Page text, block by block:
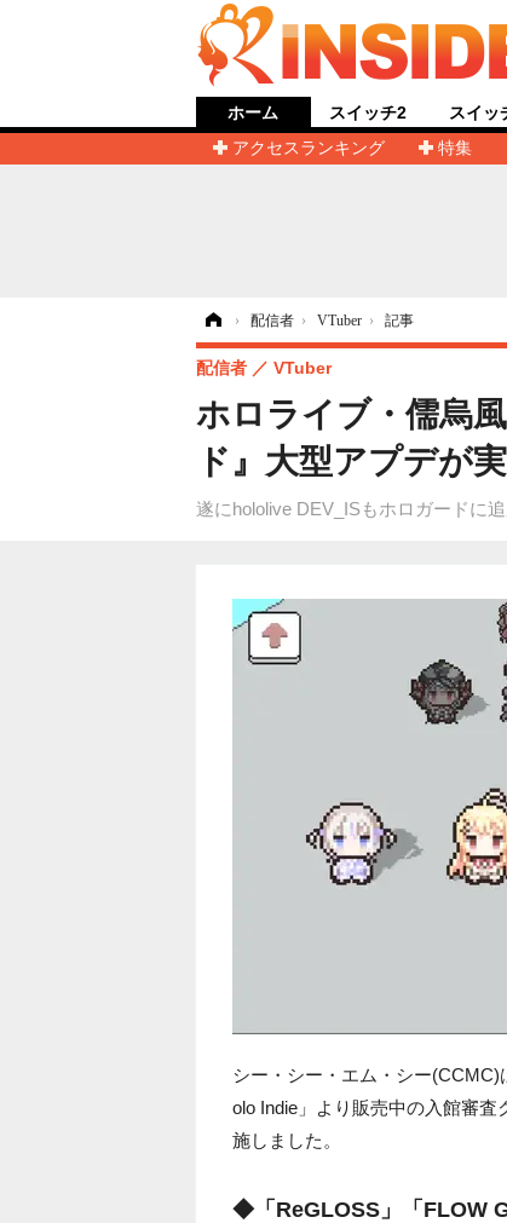
ホーム
アクセスランキング
特集
スイッチ2 スイッ
› 配信者 › VTuber › 記事
ホロライブ・儒烏
ド』大型アプデが
遂にhololive DEV_ISもホロガードに追
配信者 VTuber
シー・シー・エム・シー
olo Indie」より販売中の入館審査
施しました。
◆「ReGLOSS」 「FLOW